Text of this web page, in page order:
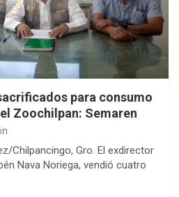
para consumo
Zoochilpan: Semaren
Chilpancingo, Gro. El exdirector
Nava Noriega, vendió cuatro